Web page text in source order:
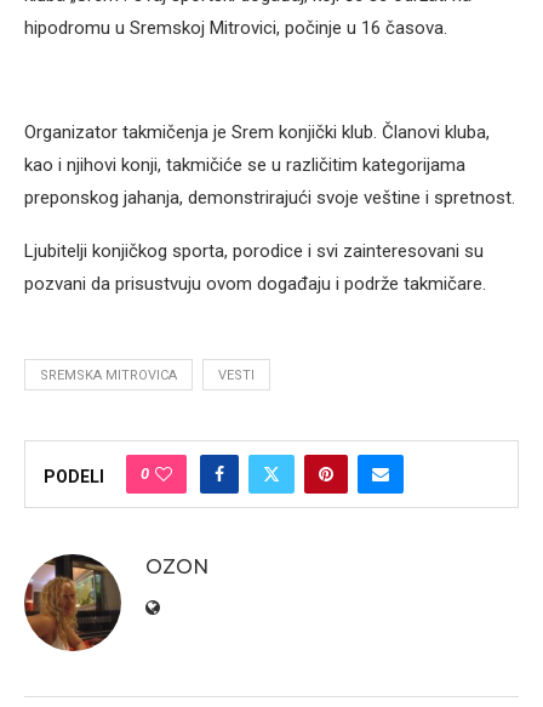
hipodromu u Sremskoj Mitrovici, počinje u 16 časova.
Organizator takmičenja je Srem konjički klub. Članovi kluba,
kao i njihovi konji, takmičiće se u različitim kategorijama
preponskog jahanja, demonstrirajući svoje veštine i spretnost.
Ljubitelji konjičkog sporta, porodice i svi zainteresovani su
pozvani da prisustvuju ovom događaju i podrže takmičare.
SREMSKA MITROVICA VESTI
PODELI 0
OZON